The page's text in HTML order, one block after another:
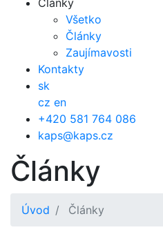
Všetko
Články
Zaujímavosti
Kontakty
sk
cz en
+420 581 764 086
kaps@kaps.cz
Články
Úvod Články